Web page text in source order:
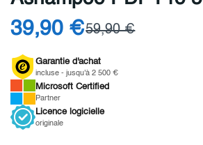
39,90 €59,90 €
Garantie d'achat
incluse - jusqu'à 2 500 €
Microsoft Certified
Partner
Licence logicielle
originale